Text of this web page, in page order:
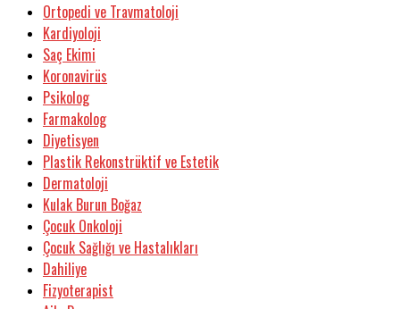
Ortopedi ve Travmatoloji
Kardiyoloji
Saç Ekimi
Koronavirüs
Psikolog
Farmakolog
Diyetisyen
Plastik Rekonstrüktif ve Estetik
Dermatoloji
Kulak Burun Boğaz
Çocuk Onkoloji
Çocuk Sağlığı ve Hastalıkları
Dahiliye
Fizyoterapist